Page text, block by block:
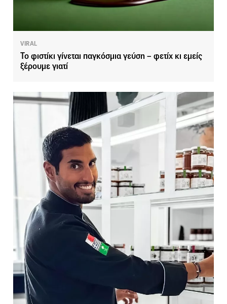
VIRAL
Το φιστίκι γίνεται παγκόσμια γεύση – φετίχ κι εμείς
ξέρουμε γιατί